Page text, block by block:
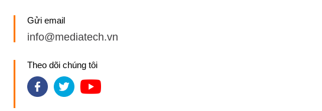
Gửi email
info@mediatech.vn
Theo dõi chúng tôi